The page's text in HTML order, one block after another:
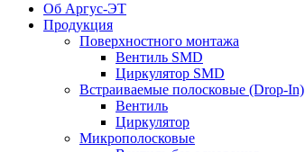
Об Аргус-ЭТ
Продукция
Поверхностного монтажа
Вентиль SMD
Циркулятор SMD
Встраиваемые полосковые (Drop-In)
Вентиль
Циркулятор
Микрополосковые